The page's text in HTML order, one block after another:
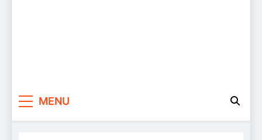
MENU